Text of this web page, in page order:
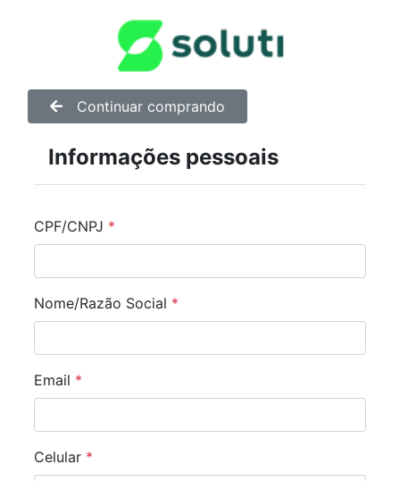
Continuar comprando
Informações pessoais
CPF/CNPJ *
Nome/Razão Social *
Email *
Celular *